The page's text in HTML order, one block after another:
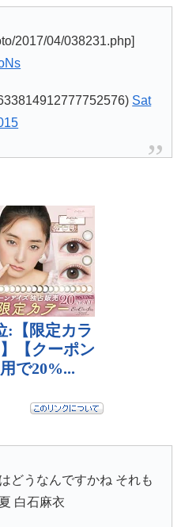
2017/04/038231.php]
Sat
どうなんですかね それも
白石麻衣